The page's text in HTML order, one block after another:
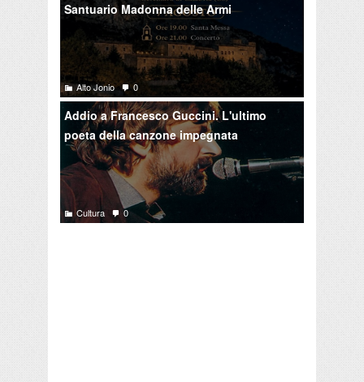
Santuario Madonna delle Armi
Alto Jonio 0
Addio a Francesco Guccini. L'ultimo
poeta della canzone impegnata
Cultura 0